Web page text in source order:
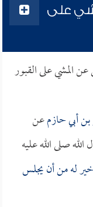
على
المشي على القبور
أبي حازمعن
صلى الله عليه
له من أن يجلس